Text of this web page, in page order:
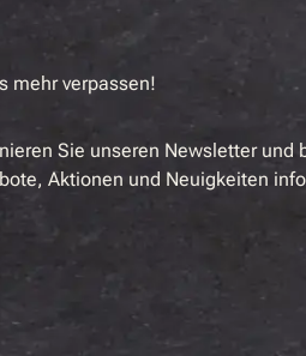
mehr verpassen!
Sie unseren Newsletter und
Aktionen und Neuigkeiten